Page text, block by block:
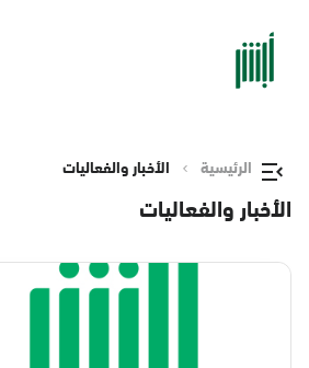
الرئيسية الأخبار والفعاليات
الأخبار والفعاليات